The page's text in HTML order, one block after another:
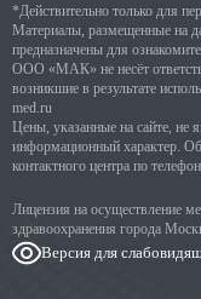
*Действительно только для
Материалы, размещенные на
предназначены для
ООО «МАК» не несёт
возникшие в результате
med.ru
Цены, указанные на сайте, не
информационный характер. Об
контактного центра по
Лицензия на осуществление
здравоохранения города
Версия для